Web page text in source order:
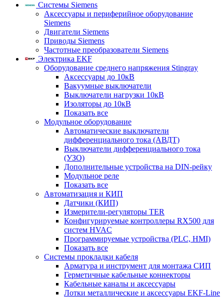
Системы Siemens
Аксессуары и периферийное оборудование
Siemens
Двигатели Siemens
Приводы Siemens
Частотные преобразователи Siemens
Электрика EKF
Оборудование среднего напряжения Stingray
Аксессуары до 10кВ
Вакуумные выключатели
Выключатели нагрузки 10кВ
Изоляторы до 10кВ
Показать все
Модульное оборудование
Автоматические выключатели
дифференциального тока (АВДТ)
Выключатели дифференциального тока
(УЗО)
Дополнительные устройства на DIN-рейку
Модульное реле
Показать все
Автоматизация и КИП
Датчики (КИП)
Измерители-регуляторы TER
Конфигурируемые контроллеры RX500 для
систем HVAC
Программируемые устройства (PLC, HMI)
Показать все
Системы прокладки кабеля
Арматура и инструмент для монтажа СИП
Герметичные кабельные коннекторы
Кабельные каналы и аксессуары
Лотки металлические и аксессуары EKF-Line